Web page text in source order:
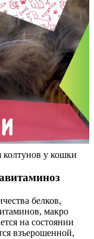
у кошки
белков,
макро
на состоянии
взъерошенной,